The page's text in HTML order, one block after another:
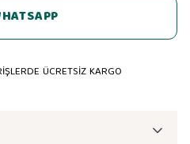
ÜCRETSİZ KARGO